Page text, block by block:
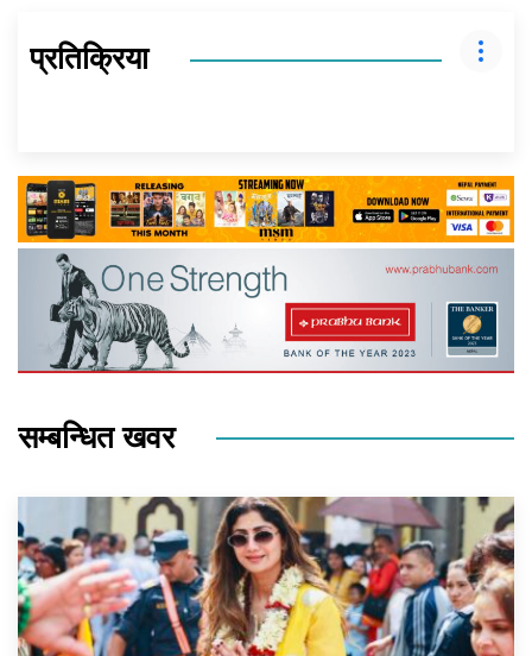
प्रतिक्रिया
सम्बन्धित खवर